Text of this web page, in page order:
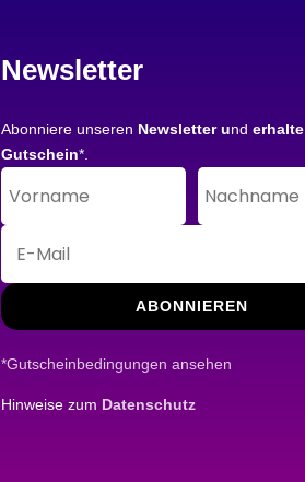
Newsletter
Abonniere unseren Newsletter underhalte
Gutschein*.
ABONNIEREN
*Gutscheinbedingungen ansehen
Hinweise zum Datenschutz